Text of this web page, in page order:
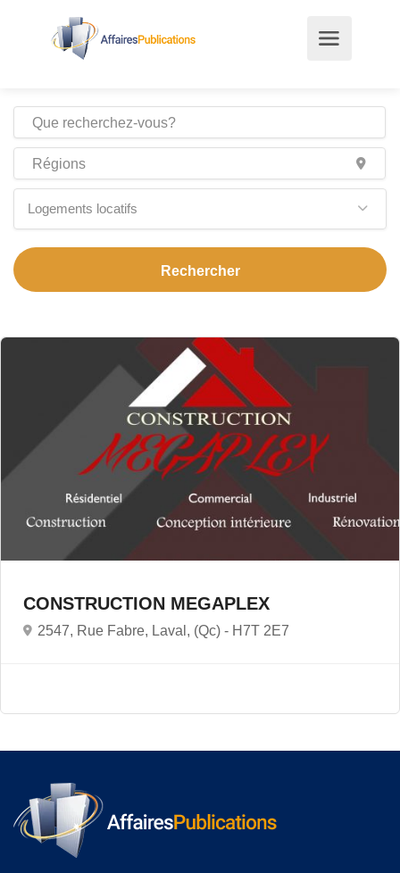
Logements locatifs
CONSTRUCTION MEGAPLEX
2547, Rue Fabre, Laval, (Qc) - H7T 2E7